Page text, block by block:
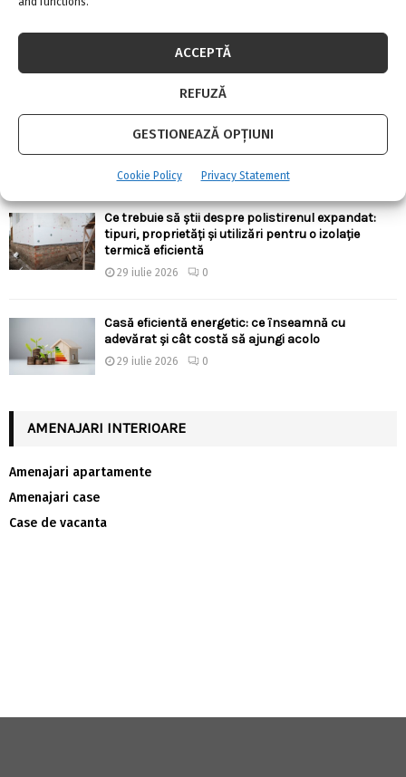
ACCEPTĂ
REFUZĂ
GESTIONEAZĂ OPȚIUNI
Cookie Policy Privacy Statement
Ergonomia în bucătărie: cum alegi înălțimile,
adâncimile și distanțele corecte pentru confort
Ce trebuie să știi despre polistirenul expandat:
tipuri, proprietăți și utilizări pentru o izolație
termică eficientă
29 iulie 2026 0
Casă eficientă energetic: ce înseamnă cu
adevărat și cât costă să ajungi acolo
29 iulie 2026 0
AMENAJARI INTERIOARE
Amenajari apartamente
Amenajari case
Case de vacanta